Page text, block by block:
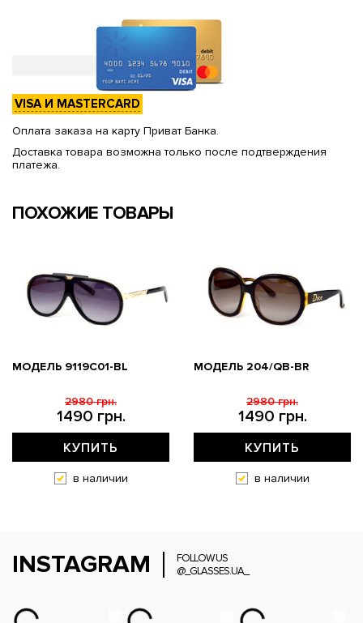
VISA И MASTERCARD
Оплата заказа на карту Приват Банка.
Доставка товара возможна только после подтверждения
платежа.
ПОХОЖИЕ ТОВАРЫ
МОДЕЛЬ 9119С01-BL
1490 грн.
2980 грн.
КУПИТЬ
в наличии
МОДЕЛЬ 204/QB-BR
1490 грн.
2980 грн.
КУПИТЬ
в наличии
INSTAGRAM
FOLLOW US
@_GLASSES.UA_